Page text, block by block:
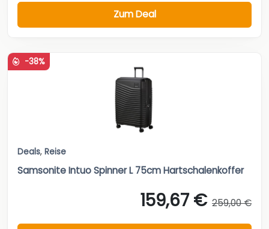
Zum Deal
-38%
Deals, Reise
Samsonite Intuo Spinner L 75cm Hartschalenkoffer
159,67 € 259,00 €